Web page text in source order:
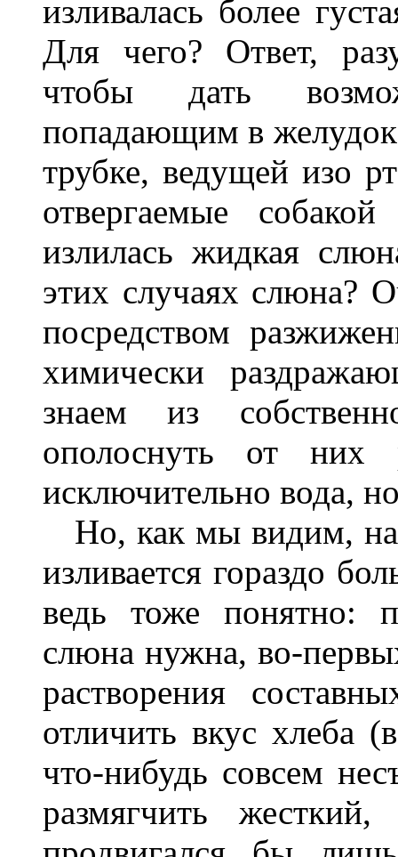
изливалась более
Для чего? Ответ,
чтобы дать
попадающим в
трубке, ведущей изо
отвергаемые
излилась жидкая
этих случаях слюна?
посредством
химически
знаем из
ополоснуть от
исключительно вода,
Но, как мы видим, на
изливается гораздо
ведь тоже понятно:
слюна нужна, во-
растворения
отличить вкус хлеба
что-нибудь совсем
размягчить